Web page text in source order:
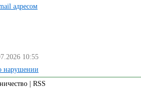
адресом
10:55
нарушении
RSS